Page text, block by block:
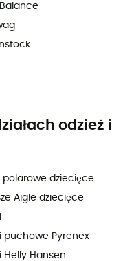
odzież i
polarowe dziecięce
Aigle dziecięce
puchowe Pyrenex
Helly Hansen